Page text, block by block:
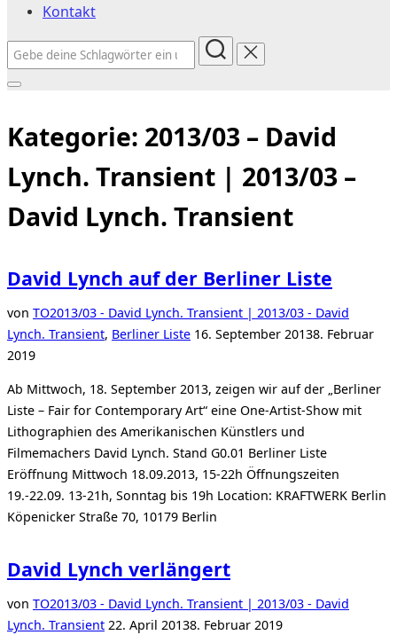
Kontakt
Suchen
nach:
Seitenleiste
umschalten
Kategorie: 2013/03 – David
Lynch. Transient | 2013/03 –
David Lynch. Transient
David Lynch auf der Berliner Liste
von TO2013/03 - David Lynch. Transient | 2013/03 - David
Lynch. Transient, Berliner ListeVeröffentlicht
16. September 20138. Februar
2019
Ab Mittwoch, 18. September 2013, zeigen wir auf der „Berliner
Liste – Fair for Contemporary Art“ eine One-Artist-Show mit
Lithographien des Amerikanischen Künstlers und
Filmemachers David Lynch. Stand G0.01 Berliner Liste
Eröffnung Mittwoch 18.09.2013, 15-22h Öffnungszeiten
19.-22.09. 13-21h, Sonntag bis 19h Location: KRAFTWERK Berlin
Köpenicker Straße 70, 10179 Berlin
David Lynch verlängert
von TO2013/03 - David Lynch. Transient | 2013/03 - David
Lynch. TransientVeröffentlicht
22. April 20138. Februar 2019